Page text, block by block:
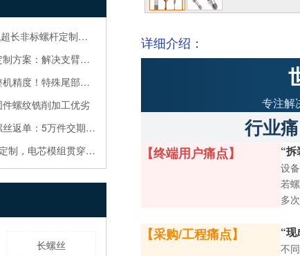
箱包织带热切机长螺栓解决方案
决支臂晃动与预紧力衰减
部定位螺丝图纸标注完整指南
螺纹铣削加工优劣
交期多久？英国客户采购案例
芯模组贯穿夹紧螺丝厂家
长螺丝
详细介绍：
专注解
行业
【终端用户痛点】 “
设
若
多
【采购/工程痛点】 “
不